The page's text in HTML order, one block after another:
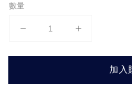
數量
加入